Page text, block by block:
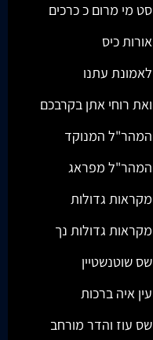
סט מי מרום כ כרכים
אורות כיס
לאמונת עתנו
ואת רוחי אתן בקרבכם
המהר"ל המנוקד
המהר"ל מפראג
מקראות גדולות
מקראות גדולות נך
שס שוטנשטיין
עין איה ברכות
שס עוז והדר מורחב